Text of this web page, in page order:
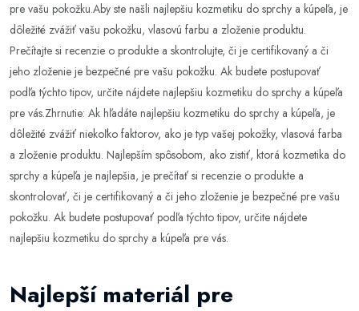
pre vašu pokožku.Aby ste našli najlepšiu kozmetiku do sprchy a kúpeľa, je
dôležité zvážiť vašu pokožku, vlasovú farbu a zloženie produktu.
Prečítajte si recenzie o produkte a skontrolujte, či je certifikovaný a či
jeho zloženie je bezpečné pre vašu pokožku. Ak budete postupovať
podľa týchto tipov, určite nájdete najlepšiu kozmetiku do sprchy a kúpeľa
pre vás.Zhrnutie: Ak hľadáte najlepšiu kozmetiku do sprchy a kúpeľa, je
dôležité zvážiť niekoľko faktorov, ako je typ vašej pokožky, vlasová farba
a zloženie produktu. Najlepším spôsobom, ako zistiť, ktorá kozmetika do
sprchy a kúpeľa je najlepšia, je prečítať si recenzie o produkte a
skontrolovať, či je certifikovaný a či jeho zloženie je bezpečné pre vašu
pokožku. Ak budete postupovať podľa týchto tipov, určite nájdete
najlepšiu kozmetiku do sprchy a kúpeľa pre vás.
Najlepší materiál pre